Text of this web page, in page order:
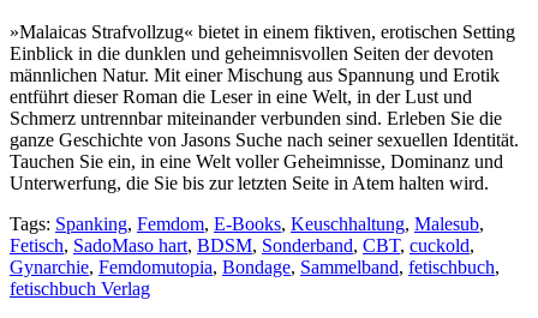
»Malaicas Strafvollzug« bietet in einem fiktiven, erotischen Setting
Einblick in die dunklen und geheimnisvollen Seiten der devoten
männlichen Natur. Mit einer Mischung aus Spannung und Erotik
entführt dieser Roman die Leser in eine Welt, in der Lust und
Schmerz untrennbar miteinander verbunden sind. Erleben Sie die
ganze Geschichte von Jasons Suche nach seiner sexuellen Identität.
Tauchen Sie ein, in eine Welt voller Geheimnisse, Dominanz und
Unterwerfung, die Sie bis zur letzten Seite in Atem halten wird.
Tags: Spanking, Femdom, E-Books, Keuschhaltung, Malesub,
Fetisch, SadoMaso hart, BDSM, Sonderband, CBT, cuckold,
Gynarchie, Femdomutopia, Bondage, Sammelband, fetischbuch,
fetischbuch Verlag